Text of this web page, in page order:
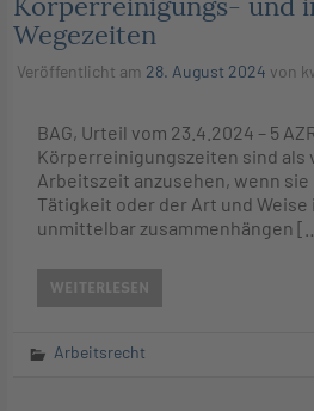
Wegezeiten
Veröffentlicht am 28. August 2024 von
BAG, Urteil vom 23.4.2024 – 5
Körperreinigungszeiten sind
Arbeitszeit anzusehen, wenn
Tätigkeit oder der Art und
unmittelbar zusammenhängen
WEITERLESEN
Arbeitsrecht